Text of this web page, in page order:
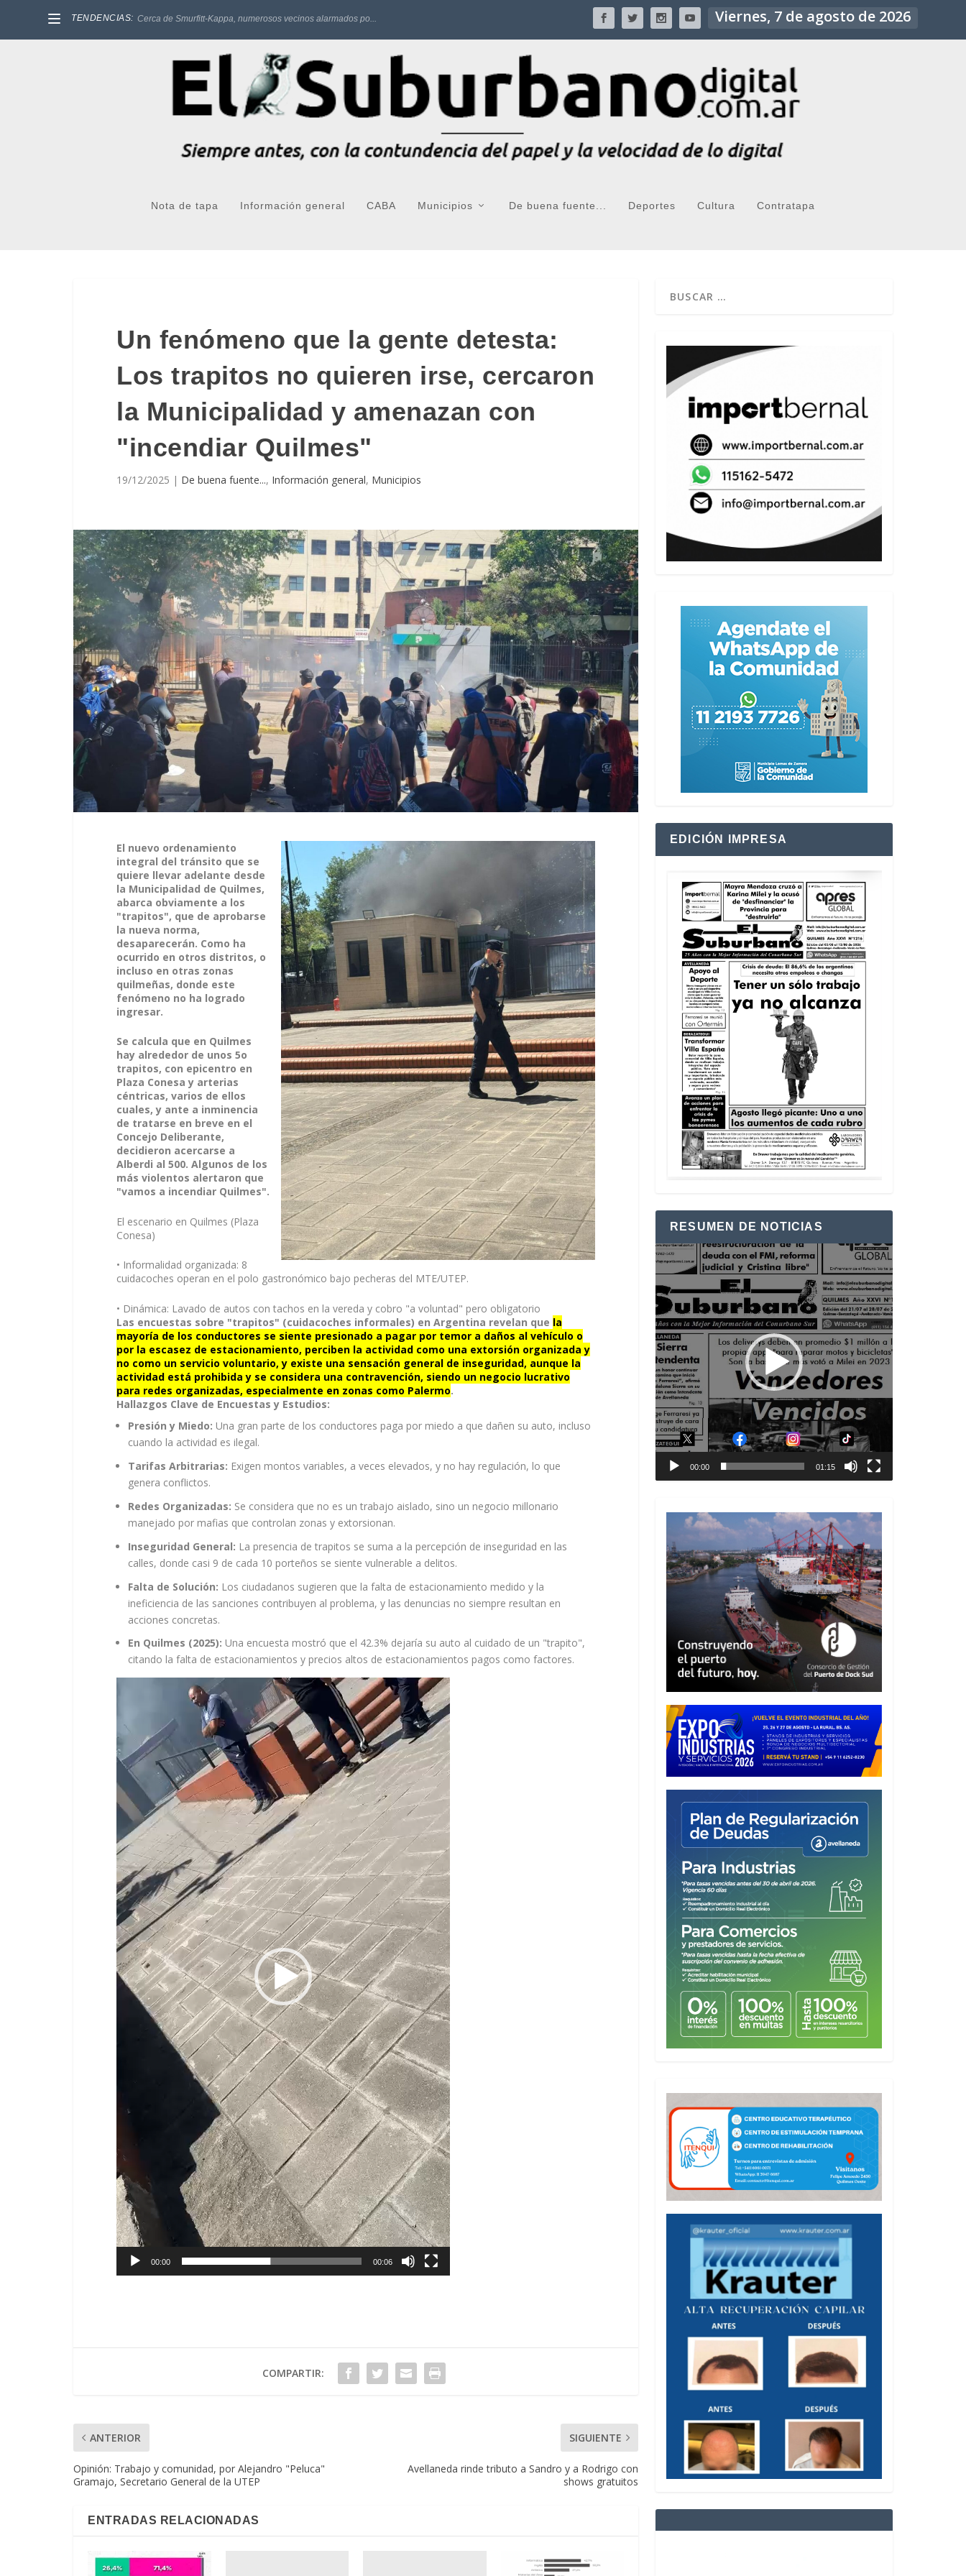
TENDENCIAS: Cerca de Smurfitt-Kappa, numerosos vecinos alarmados po... Viernes, 7 de agosto de 2026
Nota de tapa Información general CABA Municipios De buena fuente... Deportes Cultura Contratapa
Un fenómeno que la gente detesta:
Los trapitos no quieren irse, cercaron
la Municipalidad y amenazan con
"incendiar Quilmes"
19/12/2025 | De buena fuente..., Información general, Municipios
El nuevo ordenamiento
integral del tránsito que se
quiere llevar adelante desde
la Municipalidad de Quilmes,
abarca obviamente a los
"trapitos", que de aprobarse
la nueva norma,
desaparecerán. Como ha
ocurrido en otros distritos, o
incluso en otras zonas
quilmeñas, donde este
fenómeno no ha logrado
ingresar.
Se calcula que en Quilmes
hay alrededor de unos 5o
trapitos, con epicentro en
Plaza Conesa y arterias
céntricas, varios de ellos
cuales, y ante a inminencia
de tratarse en breve en el
Concejo Deliberante,
decidieron acercarse a
Alberdi al 500. Algunos de los
más violentos alertaron que
"vamos a incendiar Quilmes".
El escenario en Quilmes (Plaza
Conesa)
• Informalidad organizada: 8
cuidacoches operan en el polo gastronómico bajo pecheras del MTE/UTEP.
• Dinámica: Lavado de autos con tachos en la vereda y cobro "a voluntad" pero obligatorio
Las encuestas sobre "trapitos" (cuidacoches informales) en Argentina revelan que la
mayoría de los conductores se siente presionado a pagar por temor a daños al vehículo o
por la escasez de estacionamiento, perciben la actividad como una extorsión organizada y
no como un servicio voluntario, y existe una sensación general de inseguridad, aunque la
actividad está prohibida y se considera una contravención, siendo un negocio lucrativo
para redes organizadas, especialmente en zonas como Palermo.
Hallazgos Clave de Encuestas y Estudios:
Presión y Miedo: Una gran parte de los conductores paga por miedo a que dañen su auto, incluso
cuando la actividad es ilegal.
Tarifas Arbitrarias: Exigen montos variables, a veces elevados, y no hay regulación, lo que
genera conflictos.
Redes Organizadas: Se considera que no es un trabajo aislado, sino un negocio millonario
manejado por mafias que controlan zonas y extorsionan.
Inseguridad General: La presencia de trapitos se suma a la percepción de inseguridad en las
calles, donde casi 9 de cada 10 porteños se siente vulnerable a delitos.
Falta de Solución: Los ciudadanos sugieren que la falta de estacionamiento medido y la
ineficiencia de las sanciones contribuyen al problema, y las denuncias no siempre resultan en
acciones concretas.
En Quilmes (2025): Una encuesta mostró que el 42.3% dejaría su auto al cuidado de un "trapito",
citando la falta de estacionamientos y precios altos de estacionamientos pagos como factores.
00:00 00:06
COMPARTIR:
ANTERIOR
Opinión: Trabajo y comunidad, por Alejandro "Peluca"
Gramajo, Secretario General de la UTEP
SIGUIENTE
Avellaneda rinde tributo a Sandro y a Rodrigo con
shows gratuitos
ENTRADAS RELACIONADAS
EDICIÓN IMPRESA
RESUMEN DE NOTICIAS
Reproductor
de
vídeo
00:00 01:15